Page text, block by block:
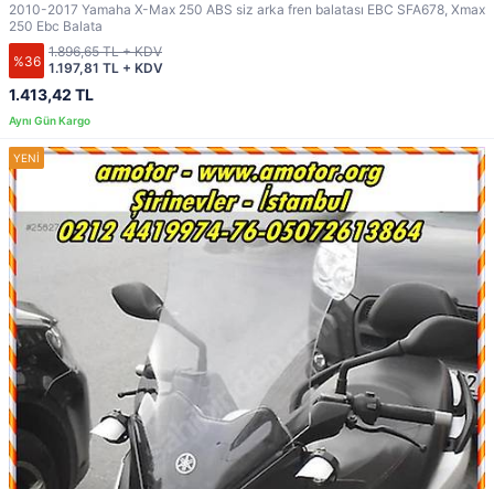
2010-2017 Yamaha X-Max 250 ABS siz arka fren balatası EBC SFA678, Xmax
250 Ebc Balata
%36
1.413,42 TL
1.197,81 TL + KDV
1.896,65 TL + KDV